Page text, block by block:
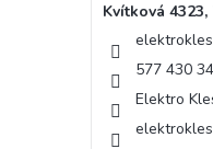
Kvítková
577 430
Elektro